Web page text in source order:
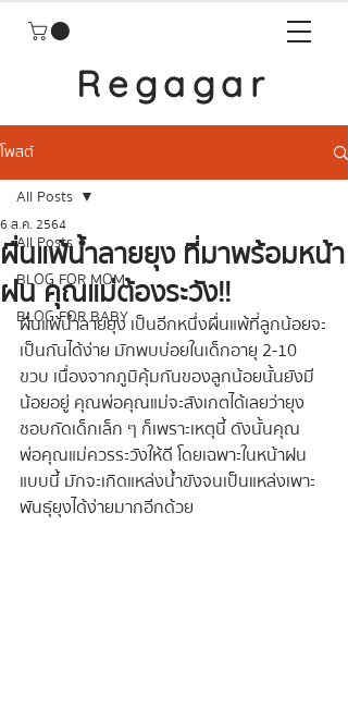
Regagar
โพสต์
All Posts
BLOG FOR MOM
BLOG FOR BABY
All Posts
ผื่นแพ้น้ำลายยุง ที่มาพร้อมหน้า
ฝน คุณแม่ต้องระวัง!!
6 ส.ค. 2564
ผื่นแพ้น้ำลายยุง เป็นอีกหนึ่งผื่นแพ้ที่ลูกน้อยจะ
เป็นกันได้ง่าย มักพบบ่อยในเด็กอายุ 2-10
ขวบ เนื่องจากภูมิคุ้มกันของลูกน้อยนั้นยังมี
น้อยอยู่ คุณพ่อคุณแม่จะสังเกตได้เลยว่ายุง
ชอบกัดเด็กเล็ก ๆ ก็เพราะเหตุนี้ ดังนั้นคุณ
พ่อคุณแม่ควรระวังให้ดี โดยเฉพาะในหน้าฝน
แบบนี้ มักจะเกิดแหล่งน้ำขังจนเป็นแหล่งเพาะ
พันธุ์ยุงได้ง่ายมากอีกด้วย